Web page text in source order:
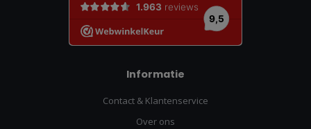
Informatie
Contact & Klantenservice
Over ons